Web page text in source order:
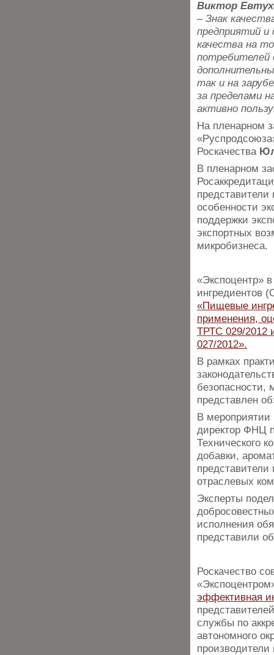
Виктор
– Знак
предприятий и
качества на
потребителей
так и на
за пределами
активно
На пленарном
Роскачества
В пленарном
особенности
поддержки
экспортных
микробизнеса.
«Экспоцентр»
ингредиентов
«Пищевые
применения,
ТРТС 029/2012
027/2012».
В рамках
безопасности,
представлен
В
директор ФНЦ
Технического
добавки,
отраслевых
Эксперты
исполнения
представили
Роскачество
эффективная
службы по
автономного